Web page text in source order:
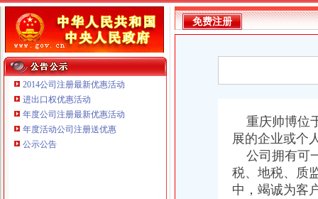
本站导航
2014公司注册最新优惠活动
进出口权优惠活动
年度公司注册最新优惠活动
年度活动公司注册送优惠
公示公告
重庆鸽牌电线电缆有限公司 渝北10010万 (进出口权)
免费注册
重庆帅博位
展的企业或个
公司拥有可
税、地税、质
中，竭诚为客